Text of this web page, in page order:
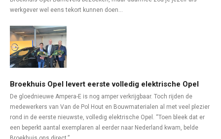
werkgever wel eens tekort kunnen doen...
Broekhuis Opel levert eerste volledig elektrische Opel
De gloednieuwe Ampera-E is nog amper verkrijgbaar. Toch rijden de
medewerkers van Van de Pol Hout en Bouwmaterialen al met veel plezier
rond in de eerste nieuwste, volledig elektrische Opel. “Toen bleek dat er
een beperkt aantal exemplaren al eerder naar Nederland kwam, belde